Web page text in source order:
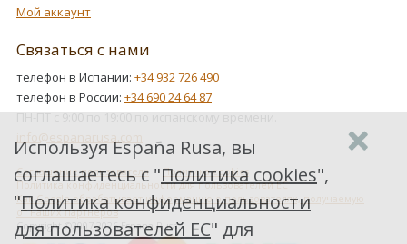
Мой аккаунт
Связаться с нами
телефон в Испании: +34 932 726 490
телефон в России: +34 690 24 64 87
ПН-ПТ с 9:00 по 19:00 по испанскому времени.
info@espanarusa.com
Соглашение пользователя
Политика cookies
Политика конфиденциальности для пользователей ЕС
Как Google обрабатывает информацию о пользователях, получаемую
от наших партнеров
Copyright ©2007-2026 Espana Rusa
Используя España Rusa, вы
соглашаетесь с "Политика cookies",
"Политика конфиденциальности
для пользователей ЕС" для